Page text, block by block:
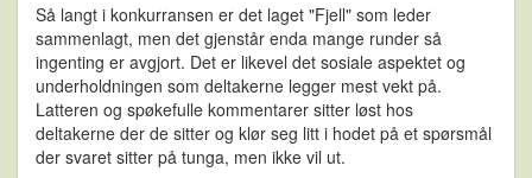
Så langt i konkurransen er det laget "Fjell" som leder
sammenlagt, men det gjenstår enda mange runder så
ingenting er avgjort. Det er likevel det sosiale aspektet og
underholdningen som deltakerne legger mest vekt på.
Latteren og spøkefulle kommentarer sitter løst hos
deltakerne der de sitter og klør seg litt i hodet på et spørsmål
der svaret sitter på tunga, men ikke vil ut.